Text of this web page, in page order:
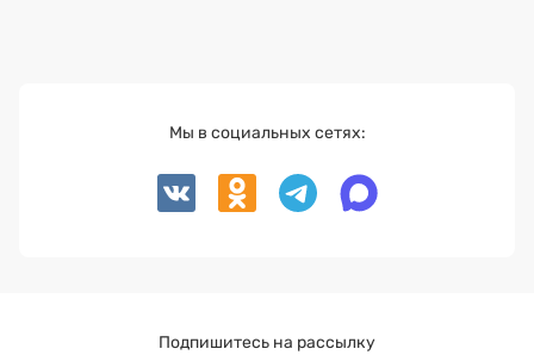
Мы в социальных сетях:
Подпишитесь на рассылку